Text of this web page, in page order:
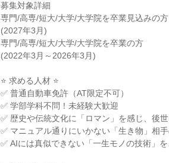
募集対象詳細
専門/高専/短大/大学/大学院を卒業見込みの方
(2027年3月)
専門/高専/短大/大学/大学院を卒業の方
(2022年3月～2026年3月)
⭐ 求める人材 ⭐
✅ 普通自動車免許（AT限定不可）
✅ 学部学科不問！未経験大歓迎
✅ 歴史や伝統文化に「ロマン」を感じ、後
✅ マニュアル通りにいかない「生き物」相
✅ AIには真似できない「一生モノの技術」